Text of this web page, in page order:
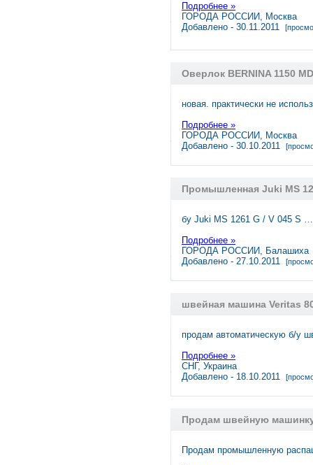
Подробнее »
ГОРОДА РОССИИ, Москва
Добавлено - 30.11.2011
Оверлок BERNINA 1150
новая. практически не
Подробнее »
ГОРОДА РОССИИ, Москва
Добавлено - 30.10.2011
Промышленная Juki MS
бу Juki MS 1261 G / V 045 S …
Подробнее »
ГОРОДА РОССИИ, Балашиха
Добавлено - 27.10.2011
швейная машина Veritas
продам автоматическую б/у
Подробнее »
СНГ, Украина
Добавлено - 18.10.2011
Продам швейную
Продам промышленную